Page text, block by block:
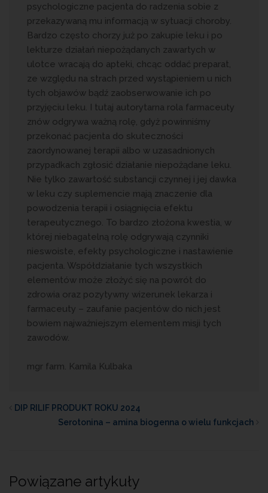
psychologiczne pacjenta do radzenia sobie z
przekazywaną mu informacją w sytuacji choroby.
Bardzo często chorzy już po zakupie leku i po
lekturze działań niepożądanych zawartych w
ulotce wracają do apteki, chcąc oddać preparat,
ze względu na strach przed wystąpieniem u nich
tych objawów bądź zaobserwowanie ich po
przyjęciu leku. I tutaj autorytarna rola farmaceuty
znów odgrywa ważną rolę, gdyż powinniśmy
przekonać pacjenta do skuteczności
zaordynowanej terapii albo w uzasadnionych
przypadkach zgłosić działanie niepożądane leku.
Nie tylko zawartość substancji czynnej i jej dawka
w leku czy suplemencie mają znaczenie dla
powodzenia terapii i osiągnięcia efektu
terapeutycznego. To bardzo złożona kwestia, w
której niebagatelną rolę odgrywają czynniki
nieswoiste, efekty psychologiczne i nastawienie
pacjenta. Współdziałanie tych wszystkich
elementów może złożyć się na powrót do
zdrowia oraz pozytywny wizerunek lekarza i
farmaceuty – zaufanie pacjentów do nich jest
bowiem najważniejszym elementem misji tych
zawodów.
mgr farm. Kamila Kulbaka
DIP RILIF PRODUKT ROKU 2024
Serotonina – amina biogenna o wielu funkcjach
Powiązane artykuły